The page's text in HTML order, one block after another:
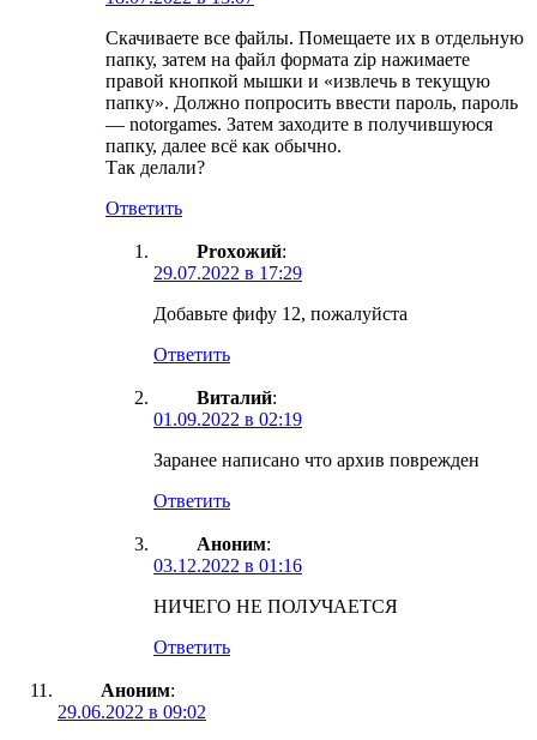
Скачиваете все файлы. Помещаете их в отдельную
папку, затем на файл формата zip нажимаете
правой кнопкой мышки и «извлечь в текущую
папку». Должно попросить ввести пароль, пароль
— notorgames. Затем заходите в получившуюся
папку, далее всё как обычно.
Так делали?
Ответить
Proxoжий:
29.07.2022 в 17:29
Добавьте фифу 12, пожалуйста
Ответить
Виталий:
01.09.2022 в 02:19
Заранее написано что архив поврежден
Ответить
Аноним:
03.12.2022 в 01:16
НИЧЕГО НЕ ПОЛУЧАЕТСЯ
Ответить
Аноним:
29.06.2022 в 09:02